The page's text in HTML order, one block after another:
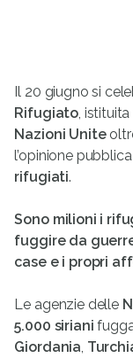
Il 20 giugno si
Rifugiato , istituita
Nazioni Unite
l’opinione
rifugiati.
Sono milioni i
fuggire da
case e i propri
Le agenzie delle
5.000 siriani
Giordania